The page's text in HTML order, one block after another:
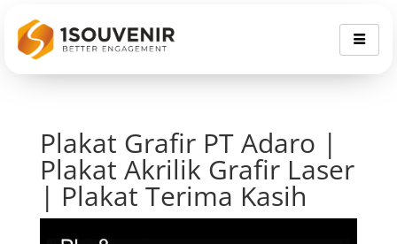
Plakat Grafir PT Adaro |
Plakat Akrilik Grafir Laser
| Plakat Terima Kasih